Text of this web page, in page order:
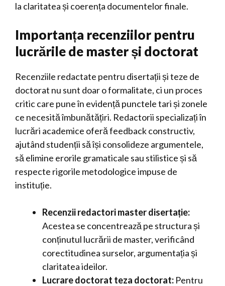
la claritatea și coerența documentelor finale.
Importanța recenziilor pentru
lucrările de master și doctorat
Recenziile redactate pentru disertații și teze de
doctorat nu sunt doar o formalitate, ci un proces
critic care pune în evidență punctele tari și zonele
ce necesită îmbunătățiri. Redactorii specializați în
lucrări academice oferă feedback constructiv,
ajutând studenții să își consolideze argumentele,
să elimine erorile gramaticale sau stilistice și să
respecte rigorile metodologice impuse de
instituție.
Recenzii redactori master disertație:
Acestea se concentrează pe structura și
conținutul lucrării de master, verificând
corectitudinea surselor, argumentația și
claritatea ideilor.
Lucrare doctorat teza doctorat: Pentru